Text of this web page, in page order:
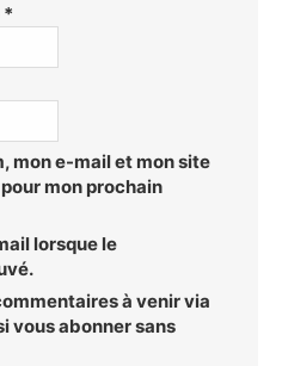
*
mon e-mail et mon site
mon prochain
lorsque le
à venir via
vous abonnersans